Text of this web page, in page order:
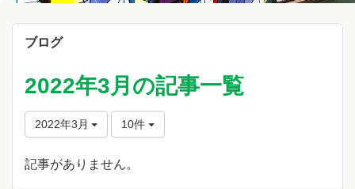
ブログ
2022年3月の記事一覧
2022年3月 10件
記事がありません。